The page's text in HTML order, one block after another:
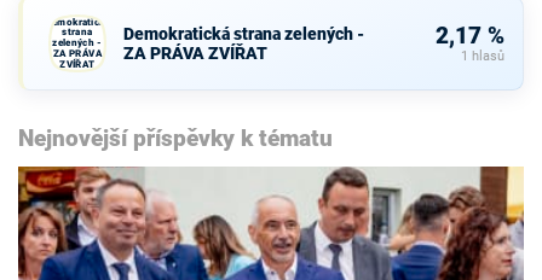
Demokratická
strana
zelených -
ZA PRÁVA
ZVÍŘAT
Demokratická strana zelených -
ZA PRÁVA ZVÍŘAT
2,17 %
1 hlasů
Nejnovější příspěvky k tématu